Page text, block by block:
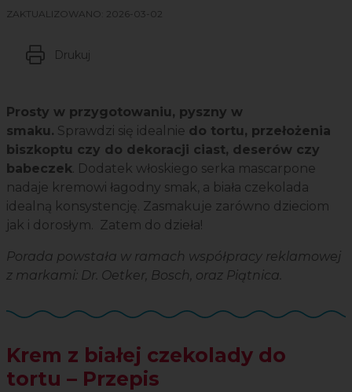
ZAKTUALIZOWANO: 2026-03-02
Drukuj
Prosty w przygotowaniu, pyszny w
smaku. Sprawdzi się idealnie do tortu, przełożenia
biszkoptu czy do dekoracji ciast, deserów czy
babeczek. Dodatek włoskiego serka mascarpone
nadaje kremowi łagodny smak, a biała czekolada
idealną konsystencję. Zasmakuje zarówno dzieciom
jak i dorosłym. Zatem do dzieła!
Porada powstała w ramach współpracy reklamowej
z markami: Dr. Oetker, Bosch, oraz Piątnica.
Krem z białej czekolady do
tortu – Przepis